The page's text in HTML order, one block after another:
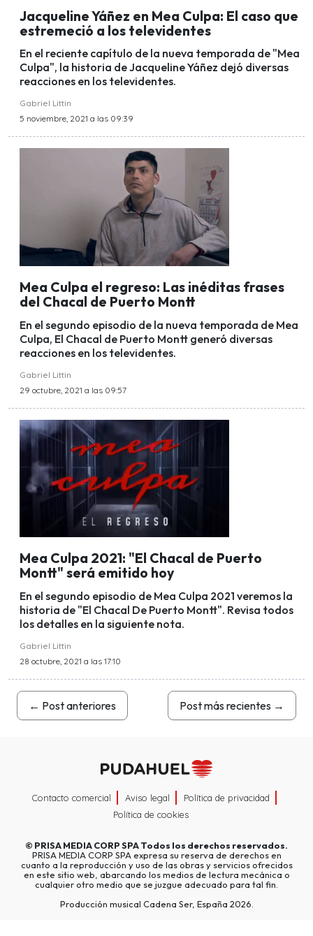
Jacqueline Yáñez en Mea Culpa: El caso que
estremeció a los televidentes
En el reciente capítulo de la nueva temporada de "Mea
Culpa", la historia de Jacqueline Yáñez dejó diversas
reacciones en los televidentes.
Gabriel Littin
5 noviembre, 2021 a las 09:39
Mea Culpa el regreso: Las inéditas frases
del Chacal de Puerto Montt
En el segundo episodio de la nueva temporada de Mea
Culpa, El Chacal de Puerto Montt generó diversas
reacciones en los televidentes.
Gabriel Littin
29 octubre, 2021 a las 09:57
Mea Culpa 2021: "El Chacal de Puerto
Montt" será emitido hoy
En el segundo episodio de Mea Culpa 2021 veremos la
historia de "El Chacal De Puerto Montt". Revisa todos
los detalles en la siguiente nota.
Gabriel Littin
28 octubre, 2021 a las 17:10
← Post anteriores Post más recientes →
Contacto comercial Aviso legal
Política de privacidad
Política de cookies
© PRISA MEDIA CORP SPATodos los derechos reservados.
PRISA MEDIA CORP SPA expresa su reserva de derechos en
cuanto a la reproducción y uso de las obras y servicios ofrecidos
en este sitio web, abarcando los medios de lectura mecánica o
cualquier otro medio que se juzgue adecuado para tal fin.
Producción musical Cadena Ser, España 2026.